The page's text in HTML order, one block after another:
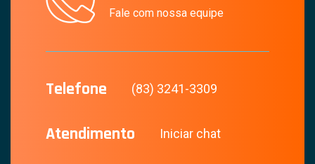
Fale com nossa equipe
Telefone (83) 3241-3309
Atendimento Iniciar chat